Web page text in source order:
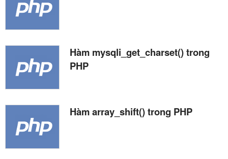
Hàm mysqli_get_charset() trong
PHP
Hàm array_shift() trong PHP